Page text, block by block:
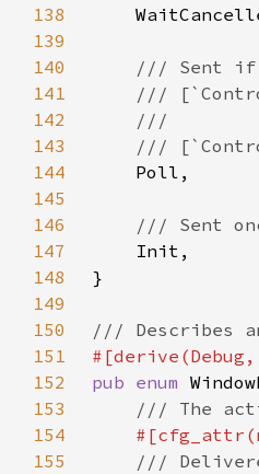
138
139
140
141
142
143
144
145
146
147
148
149
150
151
152
pub enum
153
154
155